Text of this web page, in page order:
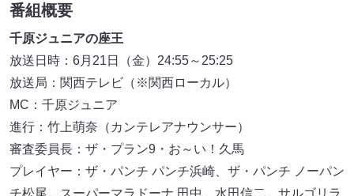
番組概要
千原ジュニアの座王
放送日時：6月21日（金）24:55～25:25
放送局：関西テレビ（※関西ローカル）
MC：千原ジュニア
進行：竹上萌奈（カンテレアナウンサー）
審査委員長：ザ・プラン9・お～い！久馬
プレイヤー：ザ・パンチ パンチ浜崎、ザ・パンチ ノーパン
チ松尾、スーパーマラドーナ 田中、水田信二、サルゴリラ